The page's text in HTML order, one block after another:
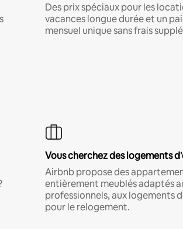
Des prix spéciaux pour les
vacances longue durée et un
mensuel unique sans frais
Vous cherchez des logements
Airbnb propose des
entièrement meublés adaptés
professionnels, aux logements
pour le relogement.